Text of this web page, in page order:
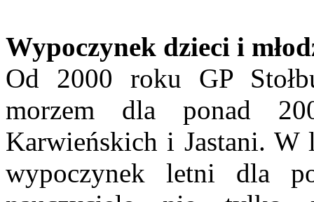
Wypoczynek dzieci i
Od 2000 roku GP
morzem dla ponad
Karwieńskich i Jastani. W
wypoczynek letni dla